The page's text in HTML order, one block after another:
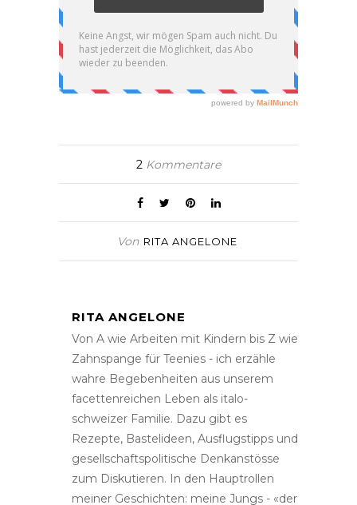
2 Kommentare
Von RITA ANGELONE
RITA ANGELONE
Von A wie Arbeiten mit Kindern bis Z wie
Zahnspange für Teenies - ich erzähle
wahre Begebenheiten aus unserem
facettenreichen Leben als italo-
schweizer Familie. Dazu gibt es
Rezepte, Bastelideen, Ausflugstipps und
gesellschaftspolitische Denkanstösse
zum Diskutieren. In den Hauptrollen
meiner Geschichten: meine Jungs - «der